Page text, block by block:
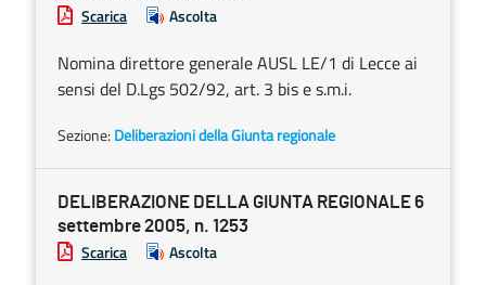
Scarica Ascolta
Nomina direttore generale AUSL LE/1 di Lecce ai
sensi del D.Lgs 502/92, art. 3 bis e s.m.i.
Sezione: Deliberazioni della Giunta regionale
DELIBERAZIONE DELLA GIUNTA REGIONALE 6
settembre 2005, n. 1253
Scarica Ascolta